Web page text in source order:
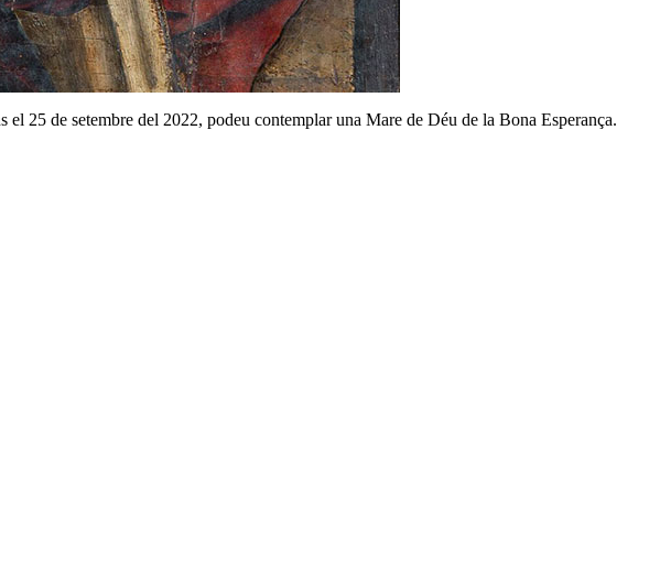
25 de setembre del 2022, podeu contemplar una Mare de Déu de la Bona Esperança.